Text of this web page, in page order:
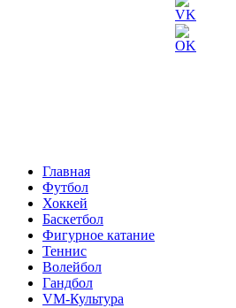
Главная
Футбол
Хоккей
Баскетбол
Фигурное катание
Теннис
Волейбол
Гандбол
VM-Культура